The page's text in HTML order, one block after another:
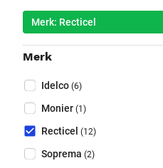
Merk: Recticel
Merk
Merk (Optioneel)
Idelco (6)
Monier (1)
Recticel (12)
Soprema (2)